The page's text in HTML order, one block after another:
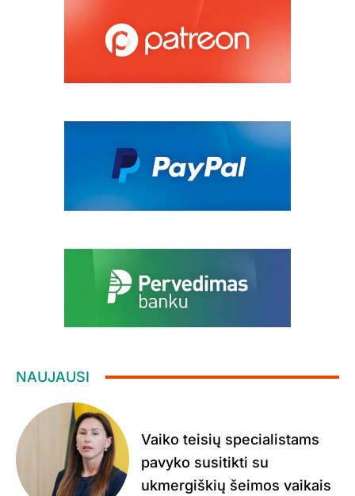
NAUJAUSI
Vaiko teisių specialistams
pavyko susitikti su
ukmergiškių šeimos vaikais